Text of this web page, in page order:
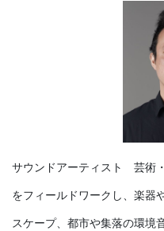
サウンドアーティスト 芸術
をフィールドワークし、楽器
スケープ、都市や集落の環境